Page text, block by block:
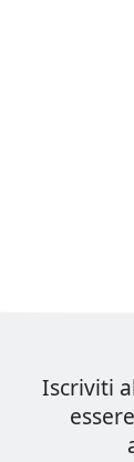
Iscriviti